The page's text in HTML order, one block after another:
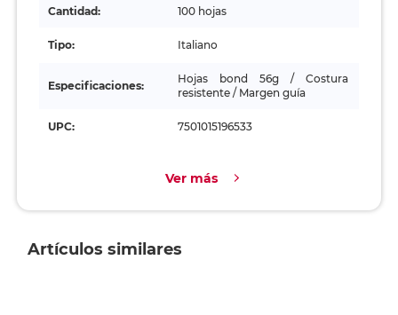
Cantidad: 100 hojas
Tipo: Italiano
Especificaciones:
Hojas bond 56g / Costura
resistente / Margen guía
UPC: 7501015196533
Ver más
Artículos similares